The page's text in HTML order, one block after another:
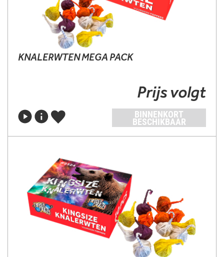
KNALERWTEN MEGA PACK
Prijs volgt
BINNENKORT
BESCHIKBAAR